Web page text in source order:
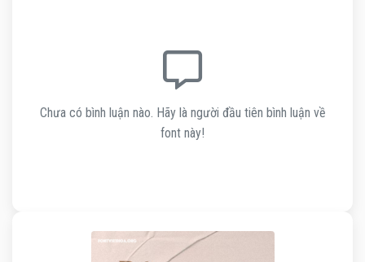
Chưa có bình luận nào. Hãy là người đầu tiên bình luận về
font này!